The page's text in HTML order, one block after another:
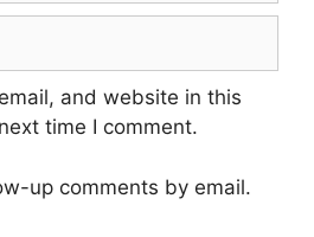
and website in this
time I comment.
up comments by email.